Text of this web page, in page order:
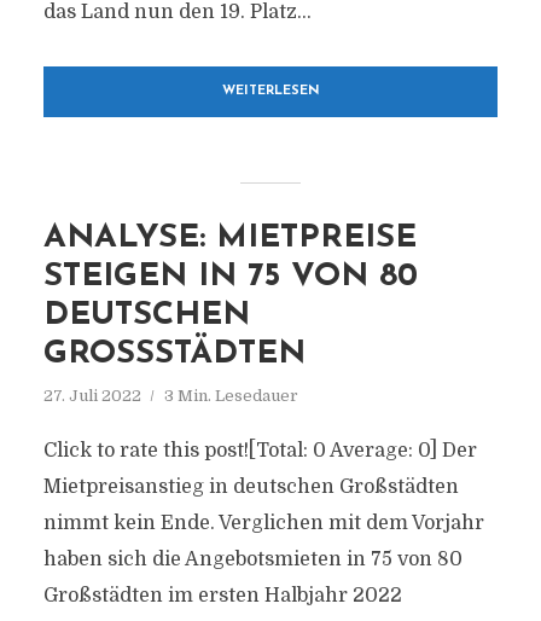
das Land nun den 19. Platz...
WEITERLESEN
ANALYSE: MIETPREISE
STEIGEN IN 75 VON 80
DEUTSCHEN
GROSSSTÄDTEN
27. Juli 2022 3 Min. Lesedauer
Click to rate this post![Total: 0 Average: 0] Der
Mietpreisanstieg in deutschen Großstädten
nimmt kein Ende. Verglichen mit dem Vorjahr
haben sich die Angebotsmieten in 75 von 80
Großstädten im ersten Halbjahr 2022